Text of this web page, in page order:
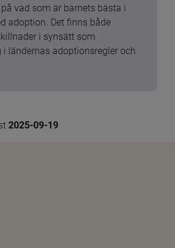
vad som är barnets bästa i
adoption. Det finns både
i synsätt som
i ländernas adoptionsregler och
2025-09-19